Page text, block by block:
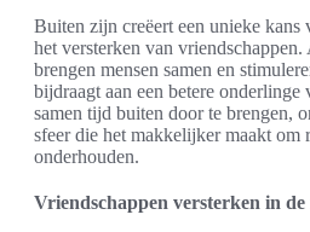
Buiten zijn creëert een unieke kans
het versterken van
brengen mensen samen en
bijdraagt aan een betere
samen tijd buiten door te brengen,
sfeer die het makkelijker maakt om
onderhouden.
Vriendschappen versterken in